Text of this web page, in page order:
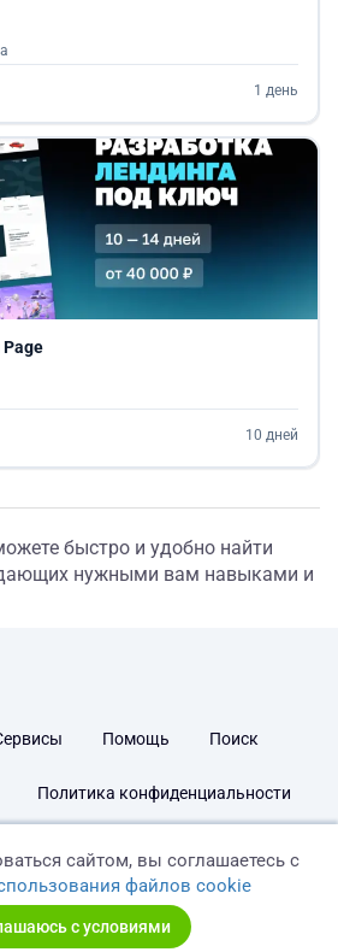
1 день
10 дней
быстро и удобно найти
нужными вам навыками и
Помощь Поиск
Политика конфиденциальности
сайтом, вы соглашаетесь с
файлов cookie
с условиями